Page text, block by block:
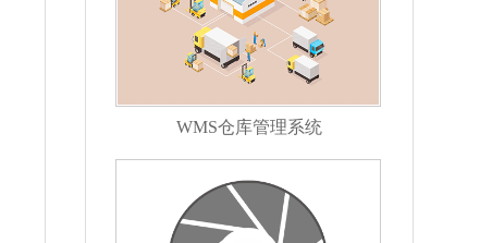
WMS仓库管理系统